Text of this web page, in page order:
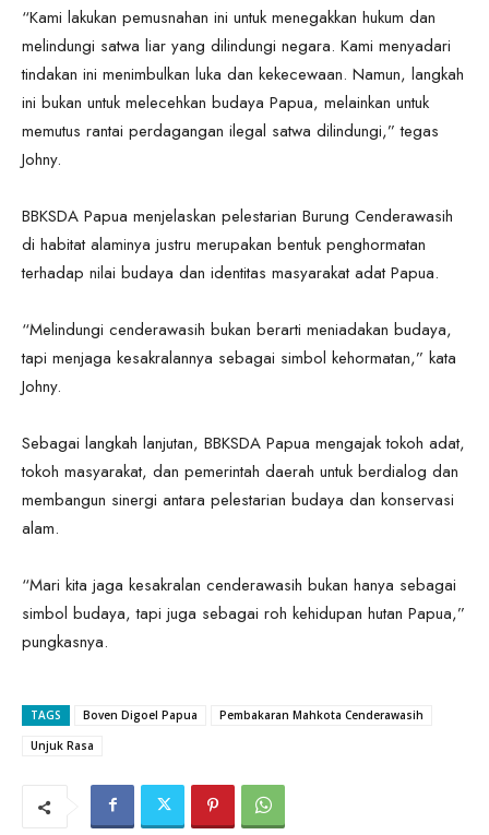
“Kami lakukan pemusnahan ini untuk menegakkan hukum dan
melindungi satwa liar yang dilindungi negara. Kami menyadari
tindakan ini menimbulkan luka dan kekecewaan. Namun, langkah
ini bukan untuk melecehkan budaya Papua, melainkan untuk
memutus rantai perdagangan ilegal satwa dilindungi,” tegas
Johny.
BBKSDA Papua menjelaskan pelestarian Burung Cenderawasih
di habitat alaminya justru merupakan bentuk penghormatan
terhadap nilai budaya dan identitas masyarakat adat Papua.
“Melindungi cenderawasih bukan berarti meniadakan budaya,
tapi menjaga kesakralannya sebagai simbol kehormatan,” kata
Johny.
Sebagai langkah lanjutan, BBKSDA Papua mengajak tokoh adat,
tokoh masyarakat, dan pemerintah daerah untuk berdialog dan
membangun sinergi antara pelestarian budaya dan konservasi
alam.
“Mari kita jaga kesakralan cenderawasih bukan hanya sebagai
simbol budaya, tapi juga sebagai roh kehidupan hutan Papua,”
pungkasnya.
TAGS Boven Digoel Papua
Pembakaran Mahkota Cenderawasih
Unjuk Rasa